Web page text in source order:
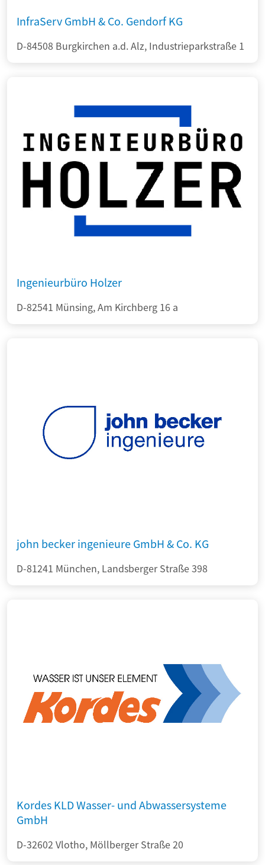
InfraServ GmbH & Co. Gendorf KG
D-84508 Burgkirchen a.d. Alz, Industrieparkstraße 1
Ingenieurbüro Holzer
D-82541 Münsing, Am Kirchberg 16 a
john becker ingenieure GmbH & Co. KG
D-81241 München, Landsberger Straße 398
Kordes KLD Wasser- und Abwassersysteme
GmbH
D-32602 Vlotho, Möllberger Straße 20